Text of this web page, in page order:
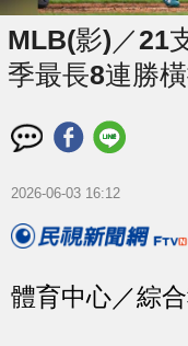
MLB(影)／21
季最長8連勝
2026-06-03 16:12
體育中心／綜